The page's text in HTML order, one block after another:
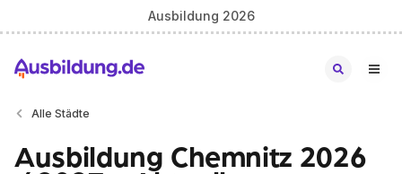
Ausbildung 2026
Alle Städte
Ausbildung Chemnitz 2026